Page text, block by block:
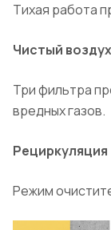
Тихая работа
Чистый воздух
Три фильтра
вредных газов.
Рециркуляция
Режим